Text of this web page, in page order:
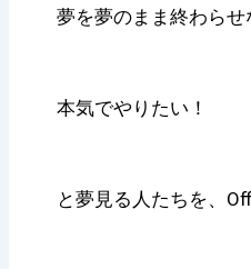
夢を夢のまま終わらせ
本気でやりたい！
と夢見る人たちを、